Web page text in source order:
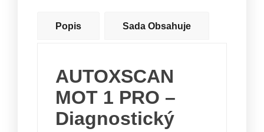
Popis Sada Obsahuje
AUTOXSCAN
MOT 1 PRO –
Diagnostický